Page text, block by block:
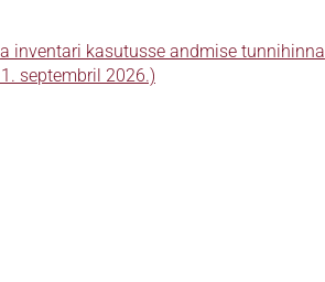
inventari kasutusse andmise tunnihinna
septembril 2026.)